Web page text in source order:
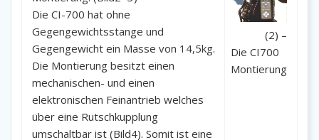
Die CI-700 hat ohne
Gegengewichtsstange und
Gegengewicht ein Masse von 14,5kg.
Die Montierung besitzt einen
mechanischen- und einen
elektronischen Feinantrieb welches
über eine Rutschkupplung
umschaltbar ist (Bild4). Somit ist eine
(2) –
Die CI700
Montierung